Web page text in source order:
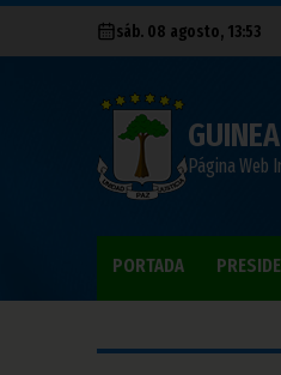
sáb. 08 agosto, 13:53
Página Web
PORTADA